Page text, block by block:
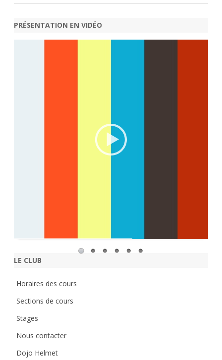
PRÉSENTATION EN VIDÉO
LE CLUB
Horaires des cours
Sections de cours
Stages
Nous contacter
Dojo Helmet